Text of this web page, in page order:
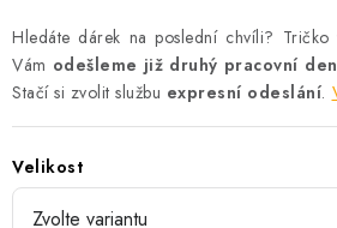
Hledáte dárek na poslední chvíli?
Vám odešleme již druhý pracovní den
Stačí si zvolit službu expresní odeslání.
Velikost